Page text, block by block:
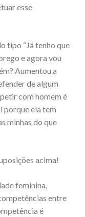
esse
tipo “Já tenho que
e agora vou
Aumentou a
de algum
com homem é
porque ela tem
minhas do que
acima!
feminina,
entre
é